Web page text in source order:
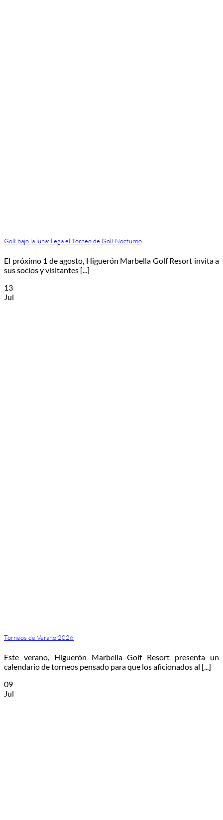
Golf bajo la luna: llega el Torneo de Golf Nocturno
El próximo 1 de agosto, Higuerón Marbella Golf Resort invita a
sus socios y visitantes [...]
13
Jul
Torneos de Verano 2026
Este verano, Higuerón Marbella Golf Resort presenta un
calendario de torneos pensado para que los aficionados al [...]
09
Jul